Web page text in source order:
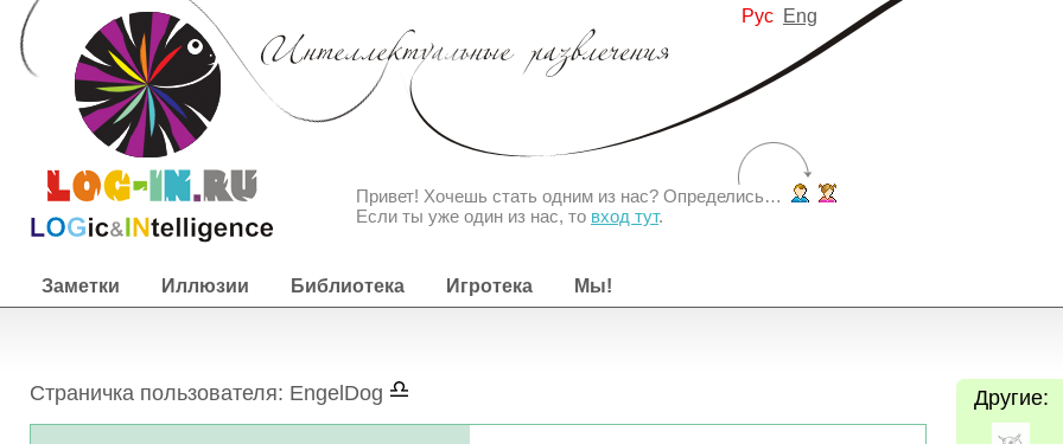
Рус Eng
Привет! Хочешь стать одним из нас? Определись…
Если ты уже один из нас, то вход тут.
Заметки Иллюзии Библиотека Игротека Мы!
Страничка пользователя: EngelDog Другие: